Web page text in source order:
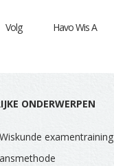
Volg Havo Wis A
ONDERWERPEN
examentraining